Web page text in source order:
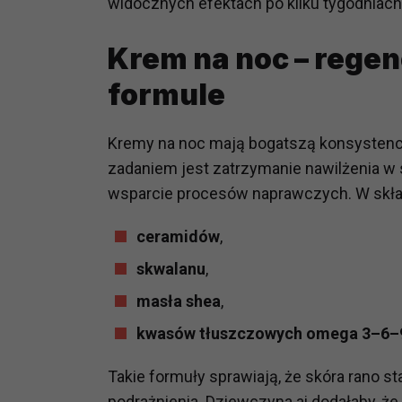
Krem na noc –
formule
Kremy na noc mają bogatszą
zadaniem jest zatrzymanie nawilżenia
wsparcie procesów naprawczych. W
ceramidów,
skwalanu,
masła shea,
kwasów tłuszczowych omega
Takie formuły sprawiają, że skóra rano
potrzebom
Komu możemy przekazać
Zgodnie z obowiązującym
np. agencjom marketingowym,
prawną. Pragniemy też
Zaufanych parterów.
Jakie masz prawa w stosunku
Masz między innymi prawo do
także wycofać zgodę na
szczegółowo tutaj.
Jakie są podstawy prawne
Każde przetwarzanie Twoich
analizowania ich i